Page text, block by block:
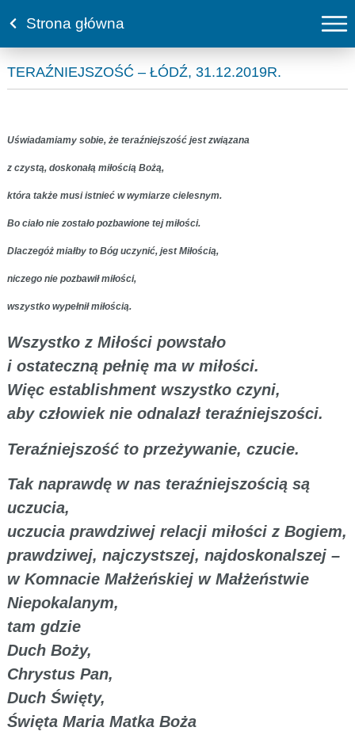
Strona główna
TERAŹNIEJSZOŚĆ – ŁÓDŹ, 31.12.2019R.
Uświadamiamy sobie, że teraźniejszość jest związana
z czystą, doskonałą miłością Bożą,
która także musi istnieć w wymiarze cielesnym.
Bo ciało nie zostało pozbawione tej miłości.
Dlaczegóż miałby to Bóg uczynić, jest Miłością,
niczego nie pozbawił miłości,
wszystko wypełnił miłością.
Wszystko z Miłości powstało
i ostateczną pełnię ma w miłości.
Więc establishment wszystko czyni,
aby człowiek nie odnalazł teraźniejszości.
Teraźniejszość to przeżywanie, czucie.
Tak naprawdę w nas teraźniejszością są
uczucia,
uczucia prawdziwej relacji miłości z Bogiem,
prawdziwej, najczystszej, najdoskonalszej –
w Komnacie Małżeńskiej w Małżeństwie
Niepokalanym,
tam gdzie
Duch Boży,
Chrystus Pan,
Duch Święty,
Święta Maria Matka Boża